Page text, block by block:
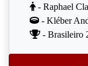
- Raphael
- Kléber
- Brasileiro